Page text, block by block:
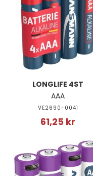
LONGLIFE 4ST
AAA
VE2690-0041
61,25 kr